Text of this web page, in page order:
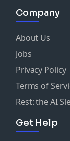
Company
About Us
Jobs
Privacy Policy
Terms of
Rest: the AI
Get Help